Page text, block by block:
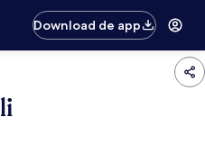
Download de app